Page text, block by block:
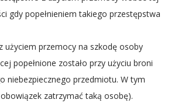
gdy popełnieniem takiego przestępstwa
użyciem przemocy na szkodę osoby
popełnione zostało przy użyciu broni
niebezpiecznego przedmiotu. W tym
zatrzymać taką osobę).